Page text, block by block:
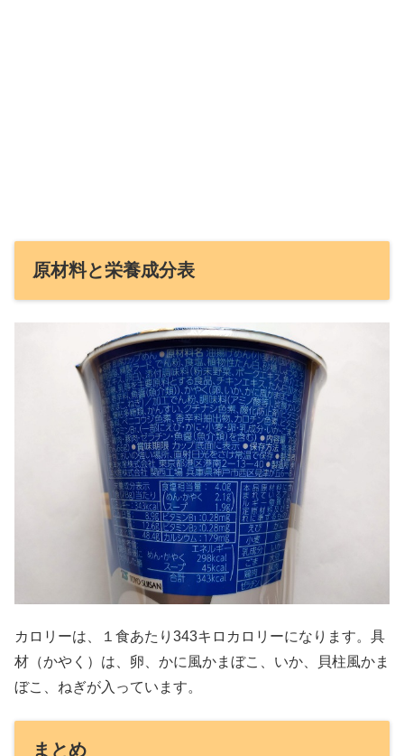
原材料と栄養成分表
カロリーは、１食あたり343キロカロリーになります。具
材（かやく）は、卵、かに風かまぼこ、いか、貝柱風かま
ぼこ、ねぎが入っています。
まとめ